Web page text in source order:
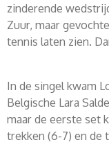
zinderende
Zuur, maar
tennis laten zien.
In de singel kwam
Belgische Lara
maar de eerste set
trekken (6-7) en de